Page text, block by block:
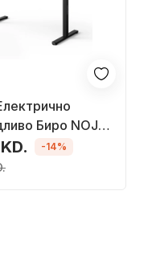
Биро NOJO
-14%